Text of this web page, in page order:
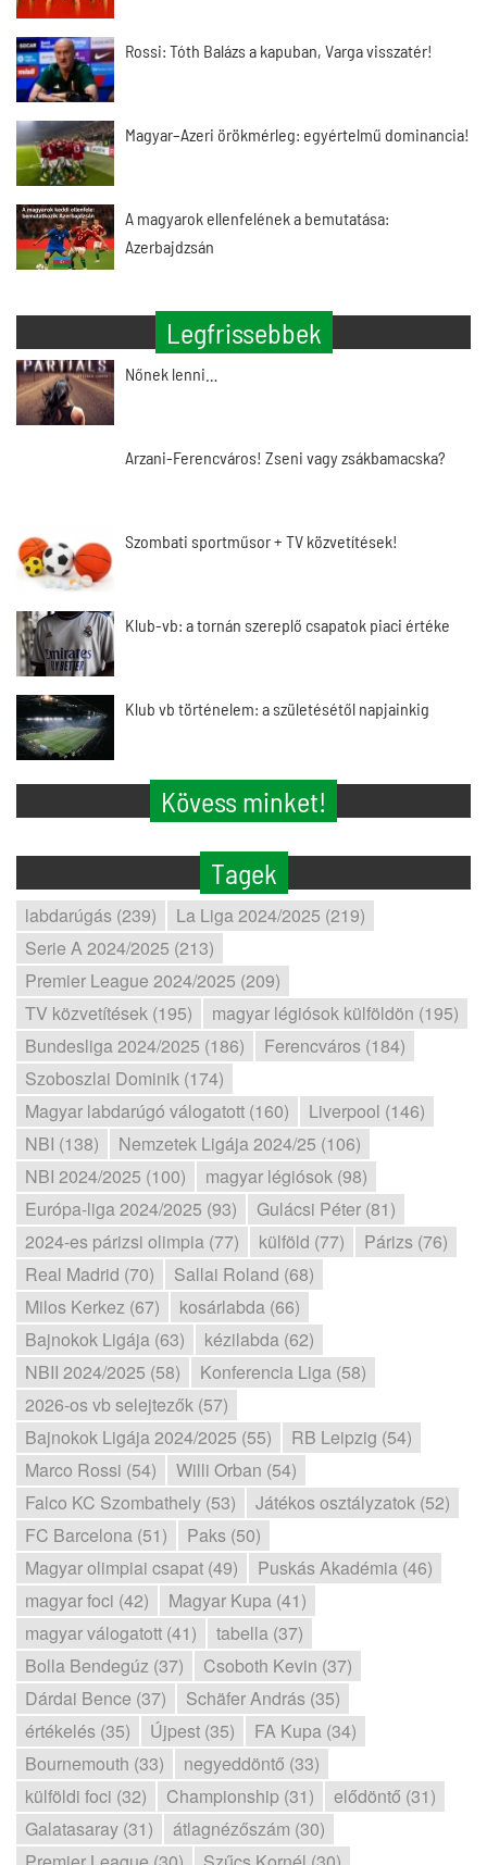
Rossi: Tóth Balázs a kapuban, Varga visszatér!
Magyar–Azeri örökmérleg: egyértelmű dominancia!
A magyarok ellenfelének a bemutatása:
Azerbajdzsán
Legfrissebbek
Nőnek lenni…
Arzani-Ferencváros! Zseni vagy zsákbamacska?
Szombati sportműsor + TV közvetítések!
Klub-vb: a tornán szereplő csapatok piaci értéke
Klub vb történelem: a születésétől napjainkig
Kövess minket!
Tagek
labdarúgás (239)
La Liga 2024/2025 (219)
Serie A 2024/2025 (213)
Premier League 2024/2025 (209)
TV közvetítések (195)
magyar légiósok külföldön (195)
Bundesliga 2024/2025 (186)
Ferencváros (184)
Szoboszlai Dominik (174)
Magyar labdarúgó válogatott (160)
Liverpool (146)
NBI (138)
Nemzetek Ligája 2024/25 (106)
NBI 2024/2025 (100)
magyar légiósok (98)
Európa-liga 2024/2025 (93)
Gulácsi Péter (81)
2024-es párizsi olimpia (77)
külföld (77)
Párizs (76)
Real Madrid (70)
Sallai Roland (68)
Milos Kerkez (67)
kosárlabda (66)
Bajnokok Ligája (63)
kézilabda (62)
NBII 2024/2025 (58)
Konferencia Liga (58)
2026-os vb selejtezők (57)
Bajnokok Ligája 2024/2025 (55)
RB Leipzig (54)
Marco Rossi (54)
Willi Orban (54)
Falco KC Szombathely (53)
Játékos osztályzatok (52)
FC Barcelona (51)
Paks (50)
Magyar olimpiai csapat (49)
Puskás Akadémia (46)
magyar foci (42)
Magyar Kupa (41)
magyar válogatott (41)
tabella (37)
Bolla Bendegúz (37)
Csoboth Kevin (37)
Dárdai Bence (37)
Schäfer András (35)
értékelés (35)
Újpest (35)
FA Kupa (34)
Bournemouth (33)
negyeddöntő (33)
külföldi foci (32)
Championship (31)
elődöntő (31)
Galatasaray (31)
átlagnézőszám (30)